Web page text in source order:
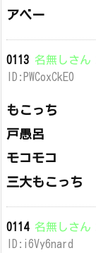
アベー
0113 名無しさん
ID:PWCoxCkE0
もこっち
戸愚呂
モコモコ
三大もこっち
0114 名無しさん
ID:i6Vy6nard